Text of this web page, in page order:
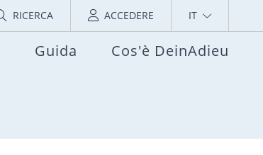
RICERCA ACCEDERE IT
Guida Cos'è DeinAdieu